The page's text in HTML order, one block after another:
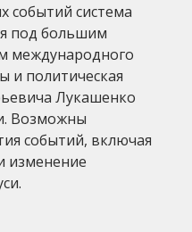
событий система
под большим
международного
и политическая
Лукашенко
Возможны
событий, включая
изменение